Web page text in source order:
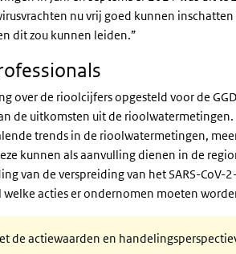
nu vrij goed kunnen
dit zou kunnen leiden.”
over de rioolcijfers opgesteld voor de
de uitkomsten uit de
trends in de rioolwatermetingen,
kunnen als aanvulling dienen in de
van de verspreiding van het SARS-CoV-
acties er ondernomen moeten
de actiewaarden en